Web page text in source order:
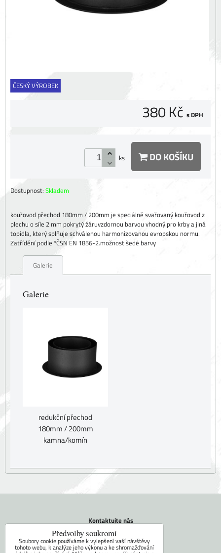
ČESKÝ VÝROBEK
380 Kč s DPH
ks DO KOŠÍKU
Dostupnost: Skladem
kouřovod přechod 180mm / 200mm je speciálně svařovaný kouřovod z
plechu o síle 2 mm pokrytý žáruvzdornou barvou vhodný pro krby a jiná
topidla, který splňuje schválenou harmonizovanou evropskou normu.
Zatřídění podle *ČSN EN 1856-2.možnost šedé barvy
Galerie
Galerie
redukční přechod
180mm / 200mm
kamna/komín
Kontaktujte nás
Tel.: +420 604 742 971
E-mail:faram@ceskakamna.cz
Předvolby soukromí
Soubory cookie používáme k vylepšení vaší návštěvy
tohoto webu, k analýze jeho výkonu a ke shromažďování